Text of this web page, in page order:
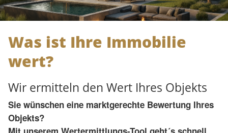
Was ist Ihre Immobilie
wert?
Wir ermitteln den Wert Ihres Objekts
Sie wünschen eine marktgerechte Bewertung Ihres
Objekts?